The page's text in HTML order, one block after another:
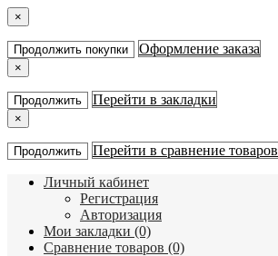
×
Продолжить покупки Оформление заказа
×
Продолжить Перейти в закладки
×
Продолжить Перейти в сравнение товаров
Личный кабинет
Регистрация
Авторизация
Мои закладки (0)
Сравнение товаров (0)